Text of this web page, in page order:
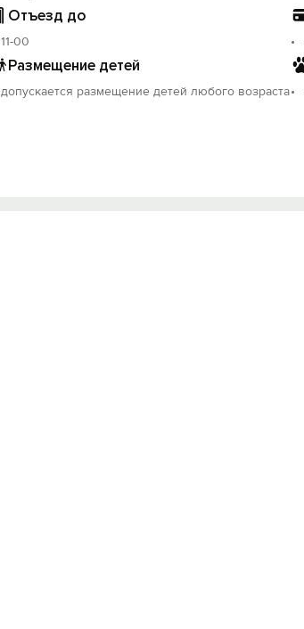
Отъезд до
11-00
Размещение детей
допускается размещение детей любого возраста